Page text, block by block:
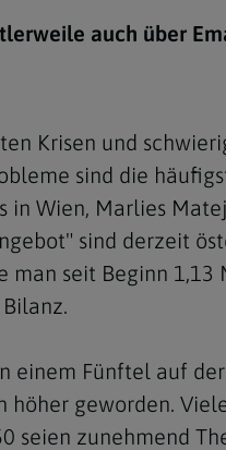
auch über
Krisen und
sind die
Wien, Marlies
sind derzeit
seit Beginn 1,13
einem Fünftel auf
höher geworden.
zunehmend